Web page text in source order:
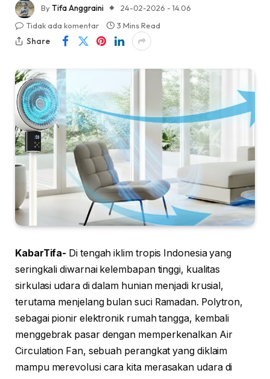
ByTifa Anggraini
24-02-2026 - 14.06
Tidak ada komentar
3 Mins Read
Share
KabarTifa- Di tengah iklim tropis Indonesia yang
seringkali diwarnai kelembapan tinggi, kualitas
sirkulasi udara di dalam hunian menjadi krusial,
terutama menjelang bulan suci Ramadan. Polytron,
sebagai pionir elektronik rumah tangga, kembali
menggebrak pasar dengan memperkenalkan Air
Circulation Fan, sebuah perangkat yang diklaim
mampu merevolusi cara kita merasakan udara di